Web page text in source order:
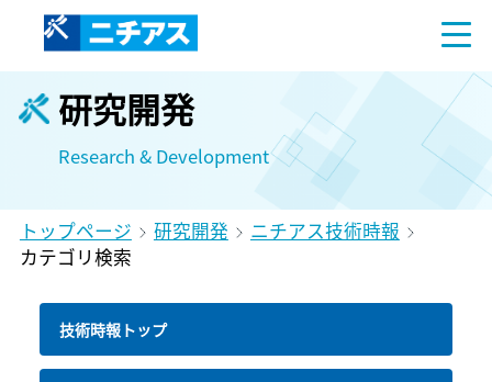
研究開発
Research & Development
トップページ 研究開発
ニチアス技術時報
カテゴリ検索
技術時報トップ